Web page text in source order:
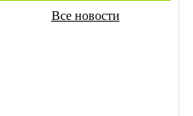
Все новости